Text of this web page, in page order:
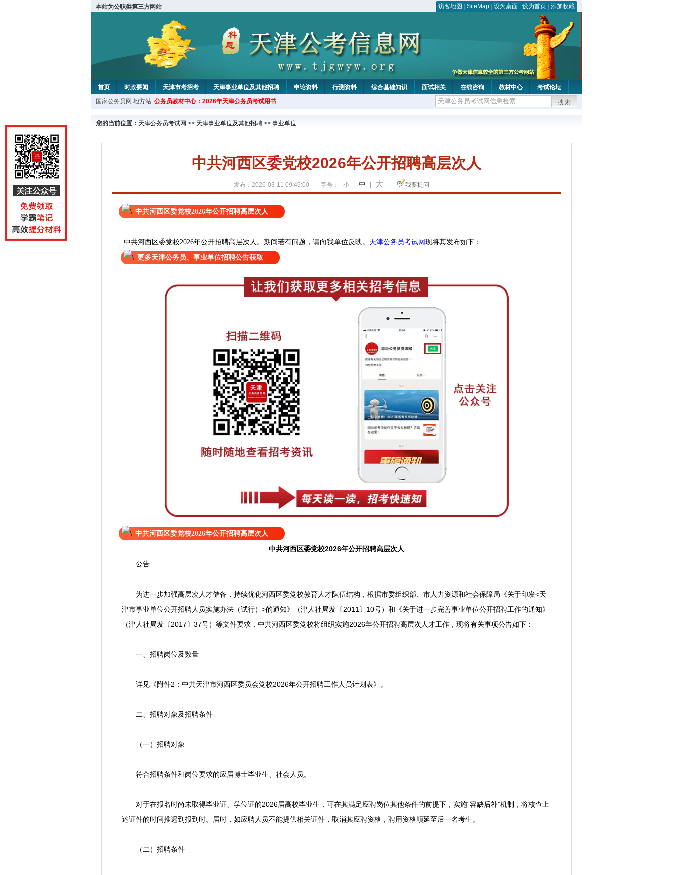
本站为公职类第三方网站 访客地图 SiteMap 设为桌面 设为首页 添加收藏
首页 时政要闻 天津市考招考 天津事业单位及其他招聘 申论资料 行测资料 综合基础知识 面试相关 在线咨询 教材中心 考试论坛
教材中心
国家公务员网 地方站: 公务员教材中心：2026年天津公务员考试用书 搜索
您的当前位置： 天津公务员考试网 >> 天津事业单位及其他招聘 >> 事业单位
中共河西区委党校2026年公开招聘高层次人
发布：2026-03-11 09:49:00 字号： 小 中 大 我要提问
中共河西区委党校2026年公开招聘高层次人
中共河西区委党校2026年公开招聘高层次人 。 期间若有问题，请向我单位反映。 天津公务员考试网现将其发布如下：
更多天津公务员、事业单位招聘公告获取
中共河西区委党校2026年公开招聘高层次人
中共河西区委党校2026年公开招聘高层次人
公告
为进一步加强高层次人才储备，持续优化河西区委党校教育人才队伍结构，根据市委组织部、市人力资源和社会保障局《关于印发<天
津市事业单位公开招聘人员实施办法（试行）>的通知》（津人社局发〔2011〕10号）和《关于进一步完善事业单位公开招聘工作的通知》
（津人社局发〔2017〕37号）等文件要求，中共河西区委党校将组织实施2026年公开招聘高层次人才工作，现将有关事项公告如下：
一、招聘岗位及数量
详见《附件2：中共天津市河西区委员会党校2026年公开招聘工作人员计划表》。
二、招聘对象及招聘条件
（一）招聘对象
符合招聘条件和岗位要求的应届博士毕业生、社会人员。
对于在报名时尚未取得毕业证、学位证的2026届高校毕业生，可在其满足应聘岗位其他条件的前提下，实施“容缺后补”机制，将核查上
述证件的时间推迟到报到时。届时，如应聘人员不能提供相关证件，取消其应聘资格，聘用资格顺延至后一名考生。
（二）招聘条件